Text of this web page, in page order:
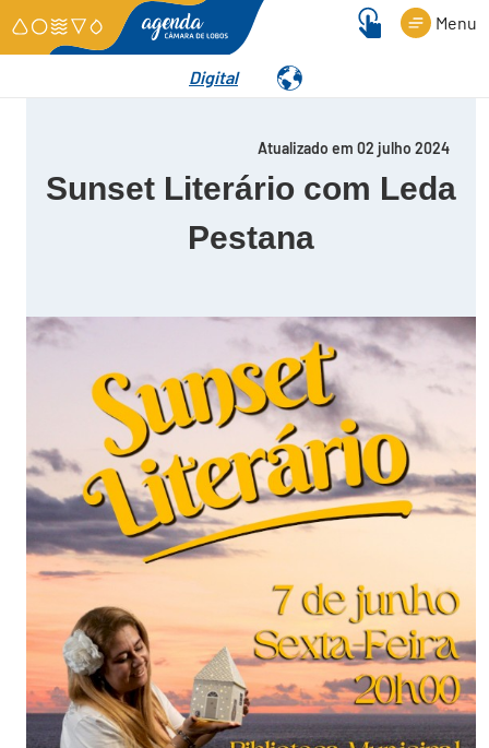
Digital
Menu
Atualizado em 02 julho 2024
Sunset Literário com Leda
Pestana